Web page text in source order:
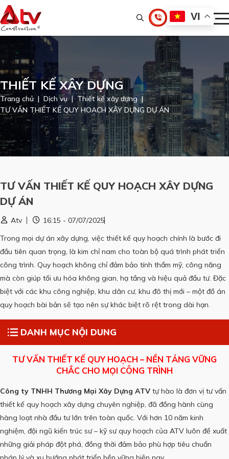
VI
THIẾT KẾ XÂY DỰNG
Trang chủ Dịch vụ
Thiết kế xây dựng
TƯ VẤN THIẾT KẾ QUY HOẠCH XÂY DỰNG DỰ ÁN
TƯ VẤN THIẾT KẾ QUY HOẠCH XÂY DỰNG
DỰ ÁN
Atv
16:15 - 07/07/2025
Trong mọi dự án xây dựng, việc thiết kế quy hoạch chính là bước đi
đầu tiên quan trọng, là kim chỉ nam cho toàn bộ quá trình phát triển
công trình. Quy hoạch không chỉ đảm bảo tính thẩm mỹ, công năng
mà còn giúp tối ưu hóa không gian, hạ tầng và hiệu quả đầu tư. Đặc
biệt với các khu công nghiệp, khu dân cư, khu đô thị mới – một đồ án
quy hoạch bài bản sẽ tạo nên sự khác biệt rõ rệt trong dài hạn.
DANH MỤC NỘI DUNG
TƯ VẤN THIẾT KẾ QUY HOẠCH – NỀN TẢNG VỮNG
CHẮC CHO MỌI CÔNG TRÌNH
Công ty TNHH Thương Mại Xây Dựng ATV tự hào là đơn vị tư vấn
thiết kế quy hoạch xây dựng chuyên nghiệp, đã đồng hành cùng
hàng loạt nhà đầu tư lớn trên toàn quốc. Với hơn 10 năm kinh
nghiệm, đội ngũ kiến trúc sư – kỹ sư quy hoạch của ATV luôn đề xuất
những giải pháp đột phá, đồng thời đảm bảo phù hợp tiêu chuẩn